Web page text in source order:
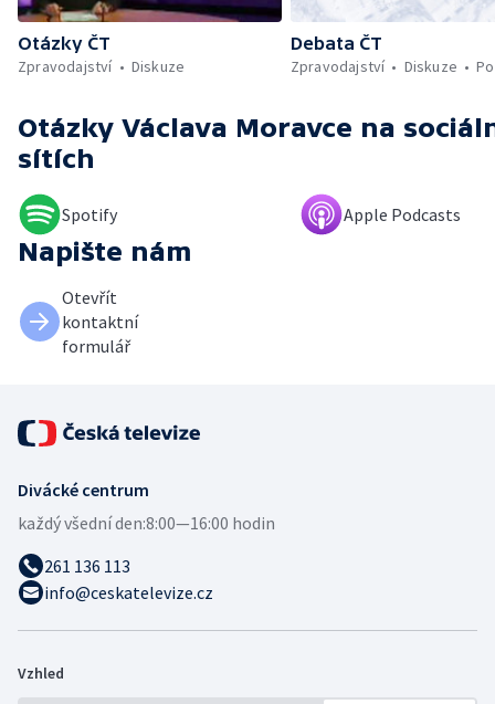
Otázky ČT
Zpravodajství
Diskuze
Debata ČT
Zpravodajství
Diskuze
Otázky Václava Moravce na
sítích
Spotify Apple Podcasts
Napište nám
Otevřít
kontaktní
formulář
Divácké centrum
každý všední den:8:00—16:00 hodin
261 136 113
info@ceskatelevize.cz
Vzhled